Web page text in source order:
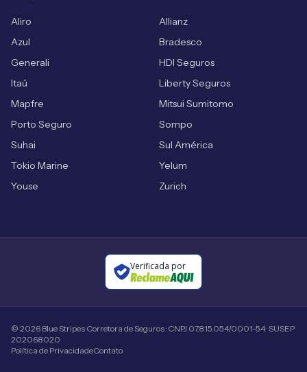
Aliro
Allianz
Azul
Bradesco
Generali
HDI Seguros
Itaú
Liberty Seguros
Mapfre
Mitsui Sumitomo
Porto Seguro
Sompo
Suhai
Sul América
Tokio Marine
Yelum
Youse
Zurich
Verificada por
© 2026 Blue Stripes Corretora de Seguros · CNPJ 07.815.054/0001-54 · SUSEP
202068020
Política de PrivacidadeContato